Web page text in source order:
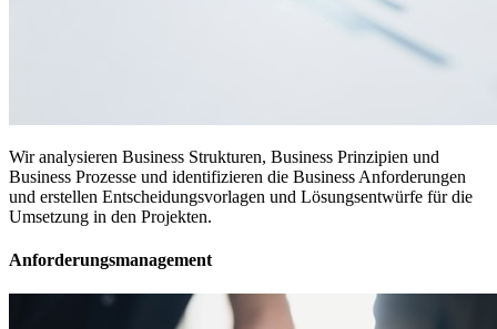
Wir analysieren Business Strukturen, Business Prinzipien und
Business Prozesse und identifizieren die Business Anforderungen
und erstellen Entscheidungsvorlagen und Lösungsentwürfe für die
Umsetzung in den Projekten.
Anforderungsmanagement